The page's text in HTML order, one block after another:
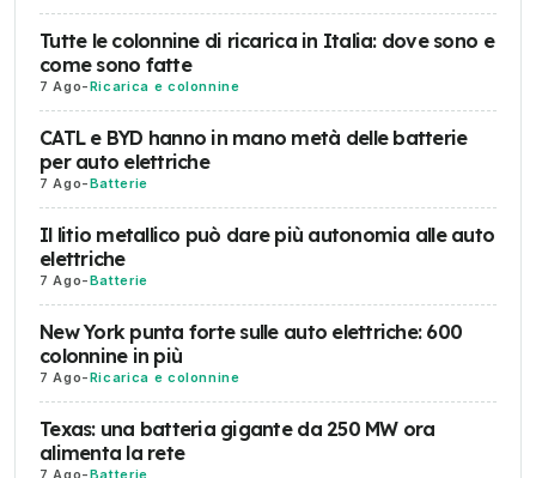
Tutte le colonnine di ricarica in Italia: dove sono e
come sono fatte
7 Ago-Ricarica e colonnine
CATL e BYD hanno in mano metà delle batterie
per auto elettriche
7 Ago-Batterie
Il litio metallico può dare più autonomia alle auto
elettriche
7 Ago-Batterie
New York punta forte sulle auto elettriche: 600
colonnine in più
7 Ago-Ricarica e colonnine
Texas: una batteria gigante da 250 MW ora
alimenta la rete
7 Ago-Batterie